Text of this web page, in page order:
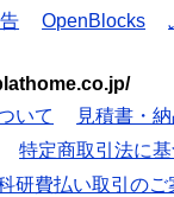
OpenBlocks
いて
見積書・
特定商取引法に
研費払い取引のご